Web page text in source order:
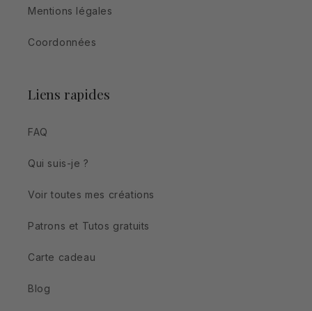
Mentions légales
Coordonnées
Liens rapides
FAQ
Qui suis-je ?
Voir toutes mes créations
Patrons et Tutos gratuits
Carte cadeau
Blog